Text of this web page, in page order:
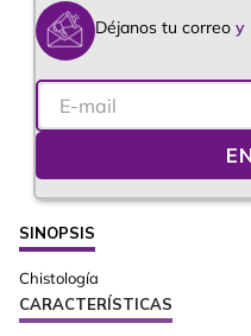
Déjanos tu correo y
SINOPSIS
Chistología
CARACTERÍSTICAS